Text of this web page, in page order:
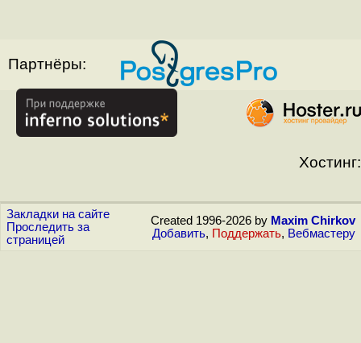
Партнёры:
Хостинг:
Закладки на сайте
Проследить за
страницей
Created 1996-2026 by Maxim Chirkov
Добавить, Поддержать, Вебмастеру